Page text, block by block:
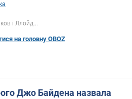
і Ллойд...
на головну OBOZ
Джо Байдена назвала